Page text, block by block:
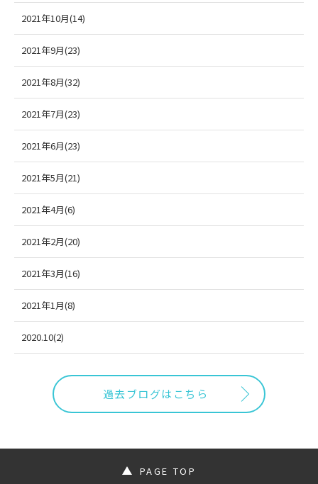
2021年10月(14)
2021年9月(23)
2021年8月(32)
2021年7月(23)
2021年6月(23)
2021年5月(21)
2021年4月(6)
2021年2月(20)
2021年3月(16)
2021年1月(8)
2020.10(2)
過去ブログはこちら
PAGE TOP